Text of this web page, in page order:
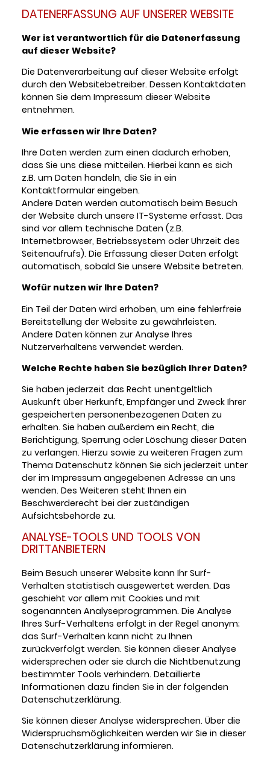
DATENERFASSUNG AUF UNSERER WEBSITE
Wer ist verantwortlich für die Datenerfassung
auf dieser Website?
Die Datenverarbeitung auf dieser Website erfolgt
durch den Websitebetreiber. Dessen Kontaktdaten
können Sie dem Impressum dieser Website
entnehmen.
Wie erfassen wir Ihre Daten?
Ihre Daten werden zum einen dadurch erhoben,
dass Sie uns diese mitteilen. Hierbei kann es sich
z.B. um Daten handeln, die Sie in ein
Kontaktformular eingeben.
Andere Daten werden automatisch beim Besuch
der Website durch unsere IT-Systeme erfasst. Das
sind vor allem technische Daten (z.B.
Internetbrowser, Betriebssystem oder Uhrzeit des
Seitenaufrufs). Die Erfassung dieser Daten erfolgt
automatisch, sobald Sie unsere Website betreten.
Wofür nutzen wir Ihre Daten?
Ein Teil der Daten wird erhoben, um eine fehlerfreie
Bereitstellung der Website zu gewährleisten.
Andere Daten können zur Analyse Ihres
Nutzerverhaltens verwendet werden.
Welche Rechte haben Sie bezüglich Ihrer Daten?
Sie haben jederzeit das Recht unentgeltlich
Auskunft über Herkunft, Empfänger und Zweck Ihrer
gespeicherten personenbezogenen Daten zu
erhalten. Sie haben außerdem ein Recht, die
Berichtigung, Sperrung oder Löschung dieser Daten
zu verlangen. Hierzu sowie zu weiteren Fragen zum
Thema Datenschutz können Sie sich jederzeit unter
der im Impressum angegebenen Adresse an uns
wenden. Des Weiteren steht Ihnen ein
Beschwerderecht bei der zuständigen
Aufsichtsbehörde zu.
ANALYSE-TOOLS UND TOOLS VON
DRITTANBIETERN
Beim Besuch unserer Website kann Ihr Surf-
Verhalten statistisch ausgewertet werden. Das
geschieht vor allem mit Cookies und mit
sogenannten Analyseprogrammen. Die Analyse
Ihres Surf-Verhaltens erfolgt in der Regel anonym;
das Surf-Verhalten kann nicht zu Ihnen
zurückverfolgt werden. Sie können dieser Analyse
widersprechen oder sie durch die Nichtbenutzung
bestimmter Tools verhindern. Detaillierte
Informationen dazu finden Sie in der folgenden
Datenschutzerklärung.
Sie können dieser Analyse widersprechen. Über die
Widerspruchsmöglichkeiten werden wir Sie in dieser
Datenschutzerklärung informieren.